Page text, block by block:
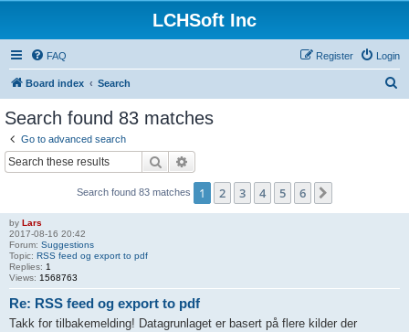
LCHSoft Inc
FAQ Login
Register
Board index Search
Search found 83 matches
Go to advanced search
Search
Search found 83 matches 1 2 3 4 5 6
by Lars
2017-08-16 20:42
Forum: Suggestions
Topic: RSS feed og export to pdf
Replies: 1
Views: 1568763
Re: RSS feed og export to pdf
Takk for tilbakemelding! Datagrunlaget er basert på flere kilder der